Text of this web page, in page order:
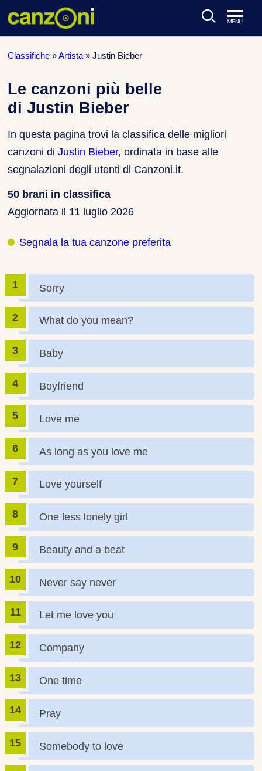
CONCERTI DAL VIVO
Classifiche »Artista »Justin Bieber
Le canzoni più belle
di Justin Bieber
In questa pagina trovi la classifica delle migliori
canzoni diJustin Bieber, ordinata in base alle
segnalazioni degli utenti di Canzoni.it.
50 brani in classifica
Aggiornata il 11 luglio 2026
Segnala la tua canzone preferita
Sorry
What do you mean?
Baby
Boyfriend
Love me
As long as you love me
Love yourself
One less lonely girl
Beauty and a beat
Never say never
Let me love you
Company
One time
Pray
Somebody to love